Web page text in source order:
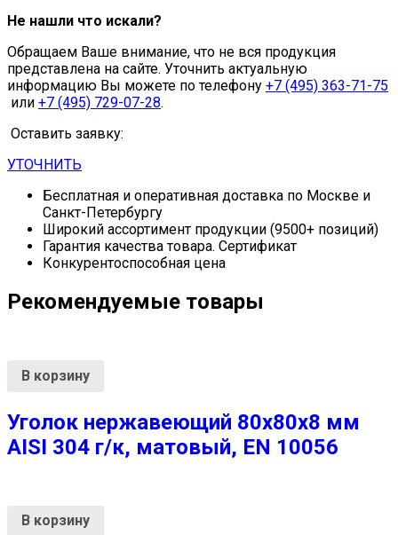
Не нашли что искали?
Обращаем Ваше внимание, что не вся продукция
представлена на сайте. Уточнить актуальную
информацию Вы можете по телефону +7 (495) 363-71-75
или +7 (495) 729-07-28.
Оставить заявку:
УТОЧНИТЬ
Бесплатная и оперативная доставка по Москве и
Санкт-Петербургу
Широкий ассортимент продукции (9500+ позиций)
Гарантия качества товара. Сертификат
Конкурентоспособная цена
Рекомендуемые товары
В корзину
Уголок нержавеющий 80х80х8 мм
AISI 304 г/к, матовый, EN 10056
В корзину